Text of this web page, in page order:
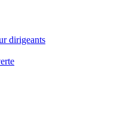
dirigeants